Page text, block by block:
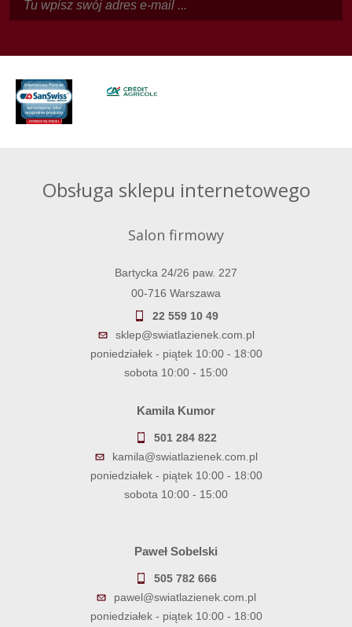
Obsługa sklepu internetowego
Salon firmowy
Bartycka 24/26 paw. 227
00-716 Warszawa
22 559 10 49
sklep@swiatlazienek.com.pl
poniedziałek - piątek 10:00 - 18:00
sobota 10:00 - 15:00
Kamila Kumor
501 284 822
kamila@swiatlazienek.com.pl
poniedziałek - piątek 10:00 - 18:00
sobota 10:00 - 15:00
Paweł Sobelski
505 782 666
pawel@swiatlazienek.com.pl
poniedziałek - piątek 10:00 - 18:00